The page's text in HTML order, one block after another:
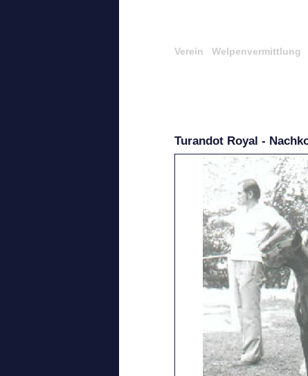
Verein Welpenvermittlung
Turandot Royal -